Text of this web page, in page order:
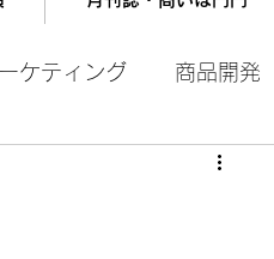
ケティング 商品開発